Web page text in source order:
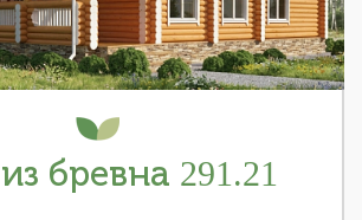
бревна 291.21